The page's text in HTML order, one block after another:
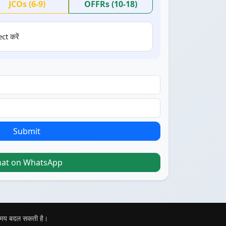
JCOs (6-9) OFFRs (10-18)
करें
Submit
on WhatsApp
बदल सकती है।